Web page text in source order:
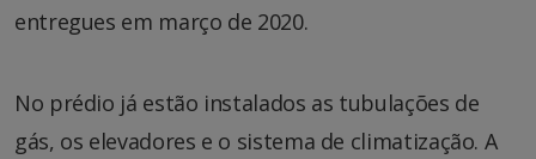
entregues em março de 2020.
No prédio já estão instalados as tubulações de
gás, os elevadores e o sistema de climatização. A